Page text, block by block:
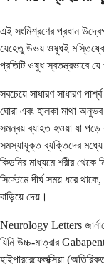
এই সংমিশ্রণের প্রধান
যেহেতু উভয় ওষুধই
প্রতিটি ওষুধ স্বতন্ত্রভাবে যে
সবচেয়ে সাধারণ সাধারণ
ঘোরা এবং হালকা মাথা
সমন্বয় ব্যাহত হওয়া যা
সমস্যাযুক্ত ব্যক্তিদের
কিডনির মাধ্যমে শরীর থেকে
সিস্টেমে দীর্ঘ সময় ধরে
বাড়িয়ে দেয়।
Neurology Letters
যিনি উচ্চ-মাত্রার
হাইপাররেফ্লেক্সিয়া